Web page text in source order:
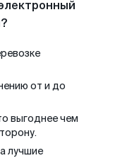
от и до
выгоднее чем
лучшие